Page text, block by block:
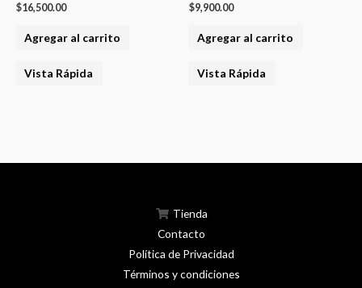
$16,500.00
Agregar al carrito
Vista Rápida
$9,900.00
Agregar al carrito
Vista Rápida
Tienda
Contacto
Política de Privacidad
Términos y condiciones